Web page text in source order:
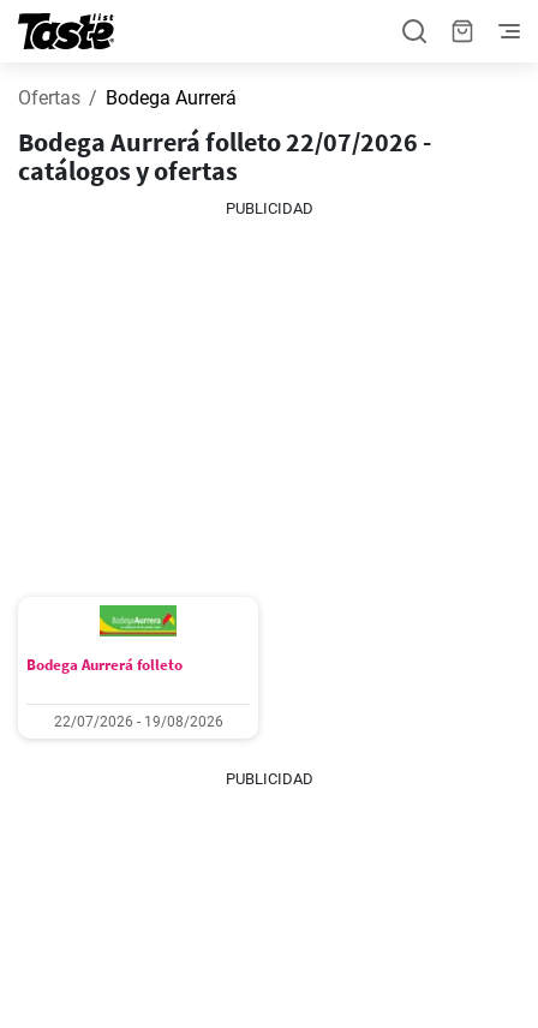
Ofertas Bodega Aurrerá
Bodega Aurrerá folleto 22/07/2026 -
catálogos y ofertas
PUBLICIDAD
Bodega Aurrerá folleto
22/07/2026 - 19/08/2026
PUBLICIDAD